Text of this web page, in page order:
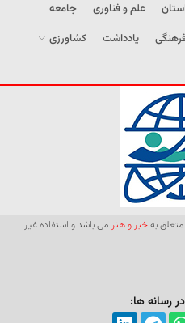
علم و فناوری
جامعه
یادداشت
کشاورزی
بهخبر و هنر می باشد و استفاده غیر
رسانه ها: